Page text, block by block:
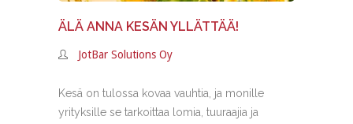
ÄLÄ ANNA KESÄN YLLÄTTÄÄ!
JotBar Solutions Oy
Kesä on tulossa kovaa vauhtia, ja monille
yrityksille se tarkoittaa lomia, tuuraajia ja